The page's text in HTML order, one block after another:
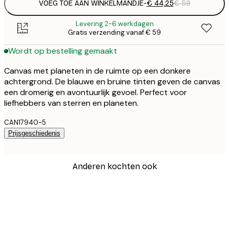
VOEG TOE AAN WINKELMANDJE-€ 44,25€ 59
Levering 2-6 werkdagen
Gratis verzending vanaf € 59
Wordt op bestelling gemaakt
Canvas met planeten in de ruimte op een donkere
achtergrond. De blauwe en bruine tinten geven de canvas
een dromerig en avontuurlijk gevoel. Perfect voor
liefhebbers van sterren en planeten.
CAN17940-5
Prijsgeschiedenis
Anderen kochten ook